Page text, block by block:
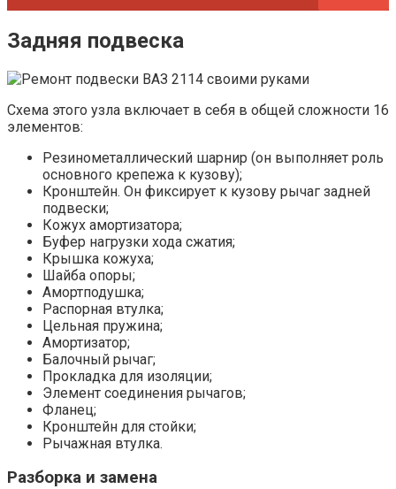
Задняя подвеска
Схема этого узла включает в себя в общей сложности 16
элементов:
Резинометаллический шарнир (он выполняет роль
основного крепежа к кузову);
Кронштейн. Он фиксирует к кузову рычаг задней
подвески;
Кожух амортизатора;
Буфер нагрузки хода сжатия;
Крышка кожуха;
Шайба опоры;
Амортподушка;
Распорная втулка;
Цельная пружина;
Амортизатор;
Балочный рычаг;
Прокладка для изоляции;
Элемент соединения рычагов;
Фланец;
Кронштейн для стойки;
Рычажная втулка.
Разборка и замена